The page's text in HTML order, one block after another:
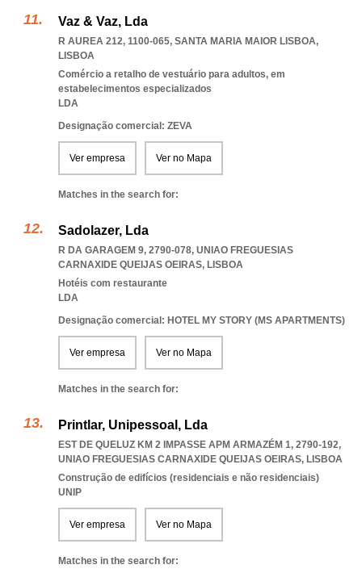
Vaz & Vaz, Lda
R AUREA 212, 1100-065, SANTA MARIA MAIOR LISBOA,
LISBOA
Comércio a retalho de vestuário para adultos, em
estabelecimentos especializados
LDA
Designação comercial: ZEVA
Ver empresa Ver no Mapa
Matches in the search for:
Sadolazer, Lda
R DA GARAGEM 9, 2790-078, UNIAO FREGUESIAS
CARNAXIDE QUEIJAS OEIRAS, LISBOA
Hotéis com restaurante
LDA
Designação comercial: HOTEL MY STORY (MS APARTMENTS)
Ver empresa Ver no Mapa
Matches in the search for:
Printlar, Unipessoal, Lda
EST DE QUELUZ KM 2 IMPASSE APM ARMAZÉM 1, 2790-192,
UNIAO FREGUESIAS CARNAXIDE QUEIJAS OEIRAS, LISBOA
Construção de edifícios (residenciais e não residenciais)
UNIP
Ver empresa Ver no Mapa
Matches in the search for: